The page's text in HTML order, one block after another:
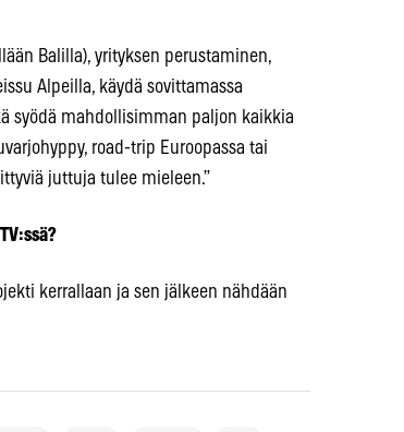
Balilla), yrityksen perustaminen,
Alpeilla, käydä sovittamassa
syödä mahdollisimman paljon kaikkia
road-trip Euroopassa tai
juttuja tulee mieleen.”
kerrallaan ja sen jälkeen nähdään